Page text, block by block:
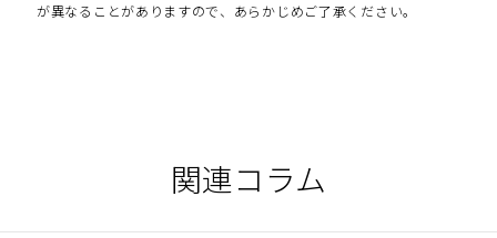
が異なることがありますので、あらかじめご了承ください。
関連コラム